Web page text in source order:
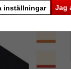
Jag
inställningar